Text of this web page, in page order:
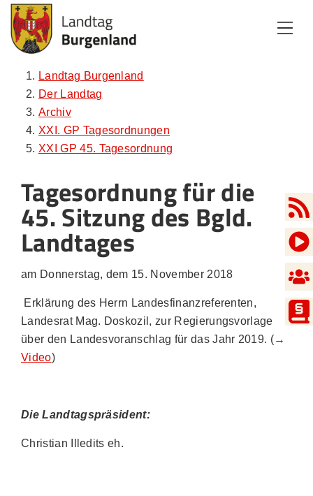
Zum Inhalt
Zum Menü
Zur Suche
Landtag Burgenland
Der Landtag
Archiv
XXI. GP Tagesordnungen
XXI GP 45. Tagesordnung
Tagesordnung für die
45. Sitzung des Bgld.
Landtages
am Donnerstag, dem 15. November 2018
Erklärung des Herrn Landesfinanzreferenten,
Landesrat Mag. Doskozil, zur Regierungsvorlage
über den Landesvoranschlag für das Jahr 2019. (→
Video)
Die Landtagspräsident:
Christian Illedits eh.